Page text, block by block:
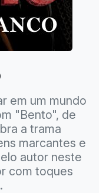
em um mundo
"Bento", de
a trama
marcantes e
autor neste
com toques